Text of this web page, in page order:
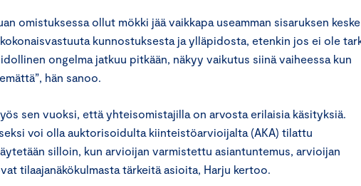
omistuksessa ollut mökki jää vaikkapa useamman sisaruksen
kunnostuksesta ja ylläpidosta, etenkin jos ei ole
ongelma jatkuu pitkään, näkyy vaikutus siinä vaiheessa kun
hän sanoo.
sen vuoksi, että yhteisomistajilla on arvosta erilaisia käsityksiä.
voi olla auktorisoidulta kiinteistöarvioijalta (AKA) tilattu
silloin, kun arvioijan varmistettu asiantuntemus, arvioijan
tilaajanäkökulmasta tärkeitä asioita, Harju kertoo.